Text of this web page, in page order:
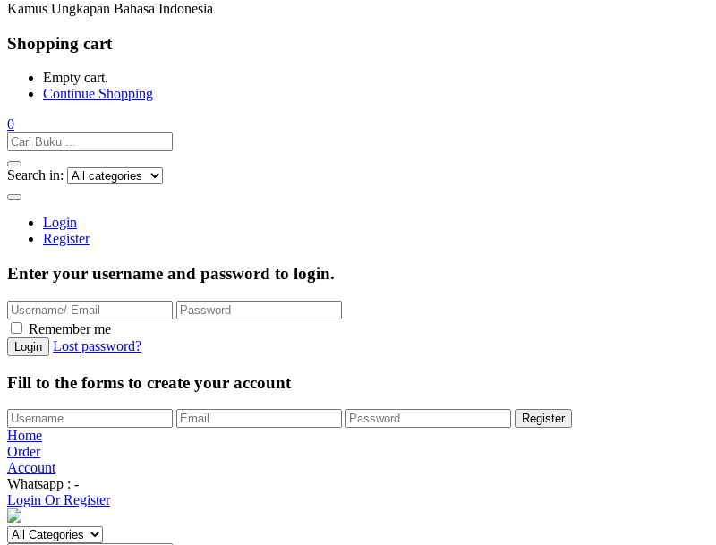
Kamus Ungkapan Bahasa Indonesia
Shopping cart
Empty cart.
Continue Shopping
0
Search in:
Login
Register
Enter your username and password to login.
Remember me
Lost password?
Fill to the forms to create your account
Home
Order
Account
Whatsapp : -
Login Or Register